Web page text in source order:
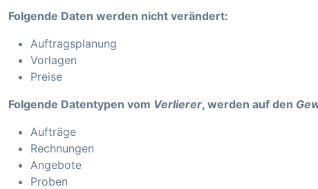
Folgende Daten werden nicht verändert:
Auftragsplanung
Vorlagen
Preise
Folgende Datentypen vom Verlierer, werden auf den
Aufträge
Rechnungen
Angebote
Proben